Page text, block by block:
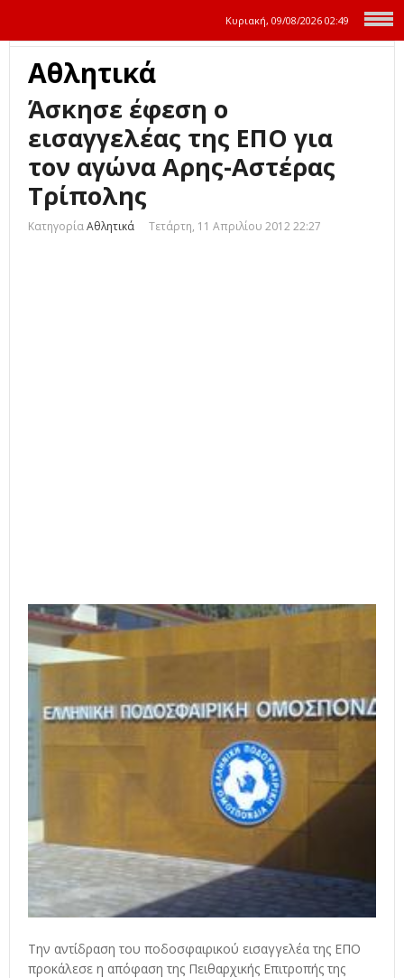
Κυριακή, 09/08/2026 02:49
Αθλητικά
Άσκησε έφεση ο
εισαγγελέας της ΕΠΟ για
τον αγώνα Αρης-Αστέρας
Τρίπολης
ΚατηγορίαΑθλητικά Τετάρτη, 11 Απριλίου 2012 22:27
Την αντίδραση του ποδοσφαιρικού εισαγγελέα της ΕΠΟ
προκάλεσε η απόφαση της Πειθαρχικής Επιτροπής της